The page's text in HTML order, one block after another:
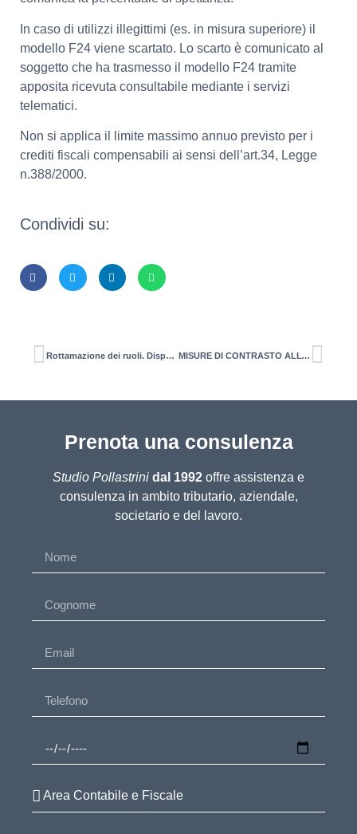
In caso di utilizzi illegittimi (es. in misura superiore) il
modello F24 viene scartato. Lo scarto è comunicato al
soggetto che ha trasmesso il modello F24 tramite
apposita ricevuta consultabile mediante i servizi
telematici.
Non si applica il limite massimo annuo previsto per i
crediti fiscali compensabili ai sensi dell’art.34, Legge
n.388/2000.
Condividi su:
Rottamazione dei ruoli. Disponibile la procedura per la presentazione della domanda MISURE DI CONTRASTO ALL’AUMENTO DEI COSTI DELL’ENERGIA ELETTRICA, DEL GAS (TUTTI I SETTORI) E DEL CARBURANTE (IMPRESE AGRICOLE E DELLA PESCA) Crediti di imposta per il primo trimestre del 2023 Comunicazione e utilizzo per i crediti di imposta del 2022
Prenota una consulenza
Studio Pollastrini dal 1992 offre assistenza e
consulenza in ambito tributario, aziendale,
societario e del lavoro.